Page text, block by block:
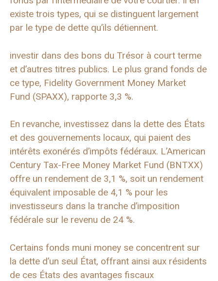
existe trois types, qui se distinguent largement
par le type de dette qu’ils détiennent.
investir dans des bons du Trésor à court terme
et d’autres titres publics. Le plus grand fonds de
ce type, Fidelity Government Money Market
Fund (SPAXX), rapporte 3,3 %.
En revanche, investissez dans la dette des États
et des gouvernements locaux, qui paient des
intérêts exonérés d’impôts fédéraux. L’American
Century Tax-Free Money Market Fund (BNTXX)
offre un rendement de 3,1 %, soit un rendement
équivalent imposable de 4,1 % pour les
investisseurs dans la tranche d’imposition
fédérale sur le revenu de 24 %.
Certains fonds muni money se concentrent sur
la dette d’un seul État, offrant ainsi aux résidents
de ces États des avantages fiscaux